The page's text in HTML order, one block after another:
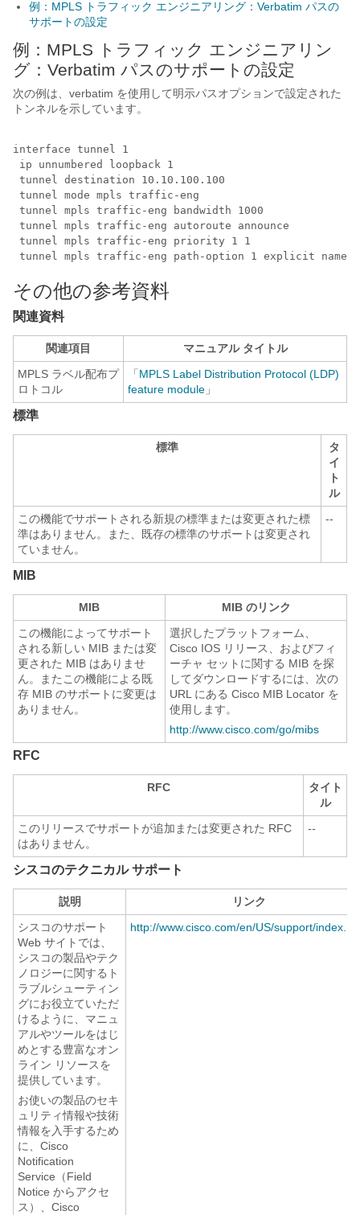
例：MPLS トラフィック エンジニアリング：Verbatim パスの
サポートの設定
例：MPLS トラフィック エンジニアリン
グ：Verbatim パスのサポートの設定
次の例は、verbatim を使用して明示パスオプションで設定された
トンネルを示しています。
interface tunnel 1
ip unnumbered loopback 1
tunnel destination 10.10.100.100
tunnel mode mpls traffic-eng
tunnel mpls traffic-eng bandwidth 1000
tunnel mpls traffic-eng autoroute announce
tunnel mpls traffic-eng priority 1 1
tunnel mpls traffic-eng path-option 1 explicit name
その他の参考資料
関連資料
関連項目
マニュアル タイトル
MPLS ラベル配布プ
ロトコル
「 MPLS Label Distribution Protocol (LDP)
feature module 」
標準
標準
タ
イ
ト
ル
この機能でサポートされる新規の標準または変更された標
準はありません。また、既存の標準のサポートは変更され
ていません。
--
MIB
MIB
MIB のリンク
この機能によってサポート
される新しい MIB または変
更された MIB はありませ
ん。またこの機能による既
存 MIB のサポートに変更は
ありません。
選択したプラットフォーム、
Cisco IOS リリース、およびフィ
ーチャ セットに関する MIB を探
してダウンロードするには、次の
URL にある Cisco MIB Locator を
使用します。
http://www.cisco.com/go/mibs
RFC
RFC
タイト
ル
このリリースでサポートが追加または変更された RFC
はありません。
--
シスコのテクニカル サポート
説明
リンク
シスコのサポート
Web サイトでは、
シスコの製品やテク
ノロジーに関するト
ラブルシューティン
グにお役立ていただ
けるように、マニュ
アルやツールをはじ
めとする豊富なオン
ライン リソースを
提供しています。
お使いの製品のセキ
ュリティ情報や技術
情報を入手するため
に、Cisco
Notification
Service（Field
Notice からアクセ
ス）、Cisco
http://www.cisco.com/en/US/support/